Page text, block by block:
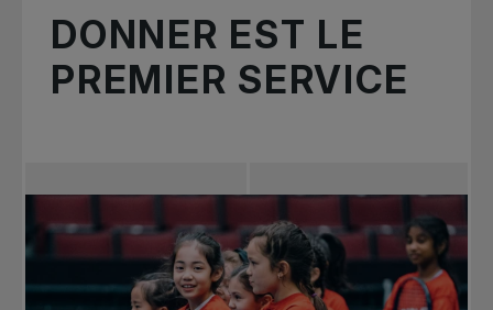
DONNER EST LE
PREMIER SERVICE